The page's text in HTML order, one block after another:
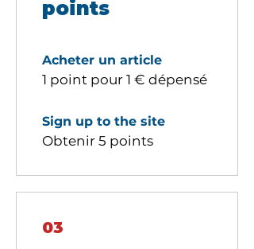
points
Acheter un article
1 point pour 1 € dépensé
Sign up to the site
Obtenir 5 points
03